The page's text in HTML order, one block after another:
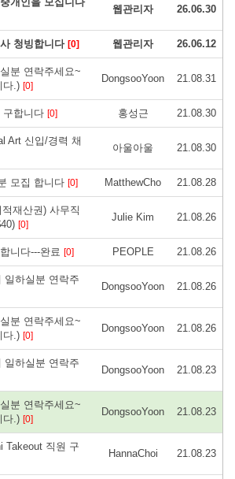
웹관리자 26.06.30
청빙합니다 [0] 웹관리자 26.06.12
분 연락주세요~
다.) [0]
DongsooYoon 21.08.31
구합니다 [0] 홍성근 21.08.30
Art 신입/경력 채
아울아울 21.08.30
모집 합니다 [0] MatthewCho 21.08.28
재산권) 사무직
[0]
Julie Kim 21.08.26
니다---완료 [0] PEOPLE 21.08.26
일하실분 연락주
DongsooYoon 21.08.26
분 연락주세요~
다.) [0]
DongsooYoon 21.08.26
일하실분 연락주
DongsooYoon 21.08.23
분 연락주세요~
다.) [0]
DongsooYoon 21.08.23
Takeout 직원 구
HannaChoi 21.08.23